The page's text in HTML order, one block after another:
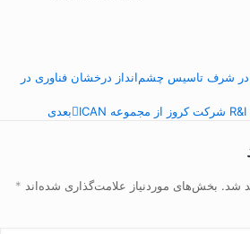
حضور مدیرعامل CVC در شرف تاسیس چشم‌انداز درخشان فناوری در
بعدی
شد. بخش‌های موردنیاز علامت‌گذاری شده‌اند *